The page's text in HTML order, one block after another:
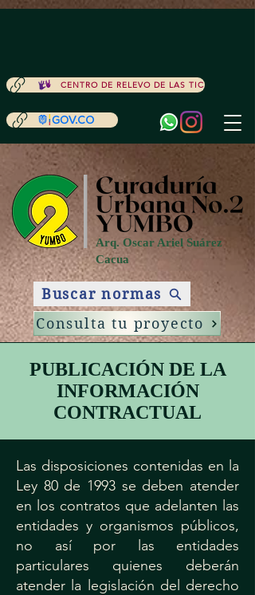
ACCESIBILIDAD
Consulta tu proyecto
Arq. Oscar Ariel Suárez
Cacua
CENTRO DE RELEVO DE LAS TIC
Buscar normas
PUBLICACIÓN DE LA
INFORMACIÓN
CONTRACTUAL
Las disposiciones contenidas en la
Ley 80 de 1993 se deben atender
en los contratos que adelanten las
entidades y organismos públicos,
no así por las entidades
particulares quienes deberán
atender la legislación del derecho